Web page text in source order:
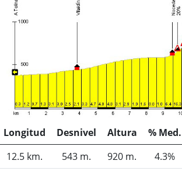
Longitud Desnivel Altura % Med.
12.5 km.
543 m. 920 m. 4.3%